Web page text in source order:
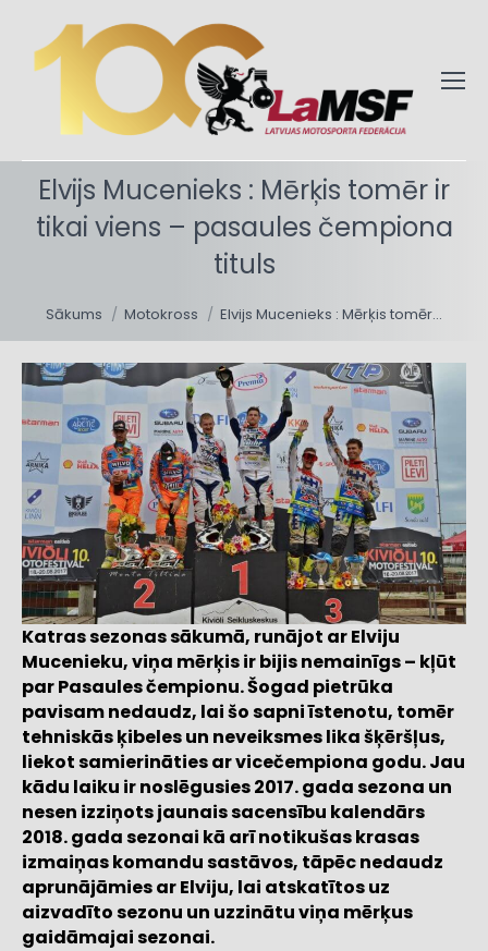
Elvijs Mucenieks : Mērķis tomēr ir
tikai viens – pasaules čempiona
tituls
Sākums Motokross Elvijs Mucenieks : Mērķis tomēr…
Katras sezonas sākumā, runājot ar Elviju
Mucenieku, viņa mērķis ir bijis nemainīgs – kļūt
par Pasaules čempionu. Šogad pietrūka
pavisam nedaudz, lai šo sapni īstenotu, tomēr
tehniskās ķibeles un neveiksmes lika šķēršļus,
liekot samierināties ar vicečempiona godu. Jau
kādu laiku ir noslēgusies 2017. gada sezona un
nesen izziņots jaunais sacensību kalendārs
2018. gada sezonai kā arī notikušas krasas
izmaiņas komandu sastāvos, tāpēc nedaudz
aprunājāmies ar Elviju, lai atskatītos uz
aizvadīto sezonu un uzzinātu viņa mērķus
gaidāmajai sezonai.